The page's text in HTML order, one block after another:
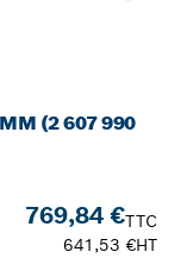
(2 607 990
769,84 €TTC
641,53 €HT